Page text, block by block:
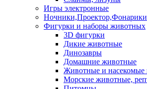
Игры электронные
Ночники,Проектор,Фонарики
Фигурки и наборы животных
3D фигурки
Дикие животные
Динозавры
Домашние животные
Животные и насекомые
Морские животные,